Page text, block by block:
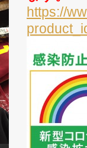
https://